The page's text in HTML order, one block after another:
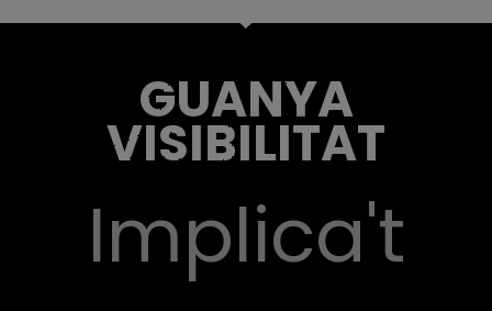
GUANYA
VISIBILITAT
Implica't